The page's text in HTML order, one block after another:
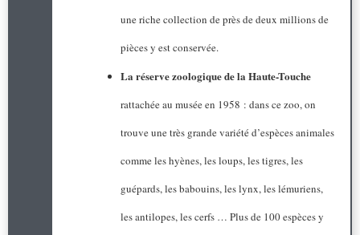
une riche collection de près de deux millions de
pièces y est conservée.
La réserve zoologique de la Haute-Touche
rattachée au musée en 1958 : dans ce zoo, on
trouve une très grande variété d’espèces animales
comme les hyènes, les loups, les tigres, les
guépards, les babouins, les lynx, les lémuriens,
les antilopes, les cerfs … Plus de 100 espèces y